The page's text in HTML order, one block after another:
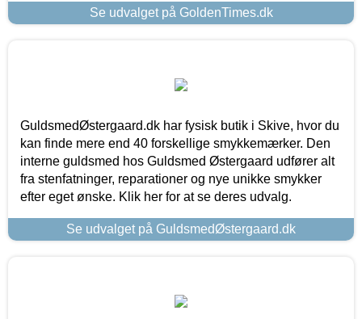
Se udvalget på GoldenTimes.dk
GuldsmedØstergaard.dk har fysisk butik i Skive, hvor du
kan finde mere end 40 forskellige smykkemærker. Den
interne guldsmed hos Guldsmed Østergaard udfører alt
fra stenfatninger, reparationer og nye unikke smykker
efter eget ønske. Klik her for at se deres udvalg.
Se udvalget på GuldsmedØstergaard.dk